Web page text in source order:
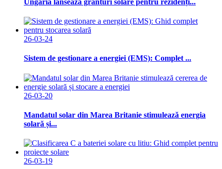
Ungaria lansează granturi solare pentru rezidenți...
26-03-24
Sistem de gestionare a energiei (EMS): Complet ...
26-03-20
Mandatul solar din Marea Britanie stimulează energia
solară și...
26-03-19